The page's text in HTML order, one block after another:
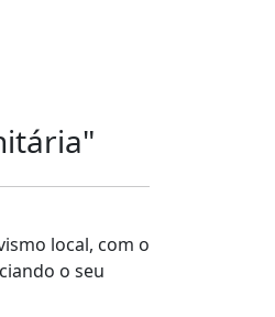
local, com o
o seu